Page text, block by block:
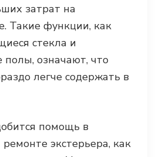
затрат на
Такие функции, как
стекла и
означают, что
легче содержать в
помощь в
экстерьера, как